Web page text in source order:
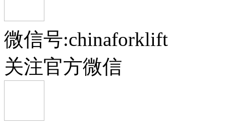
微信号:chinaforklift
关注官方微信